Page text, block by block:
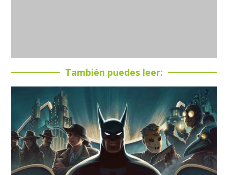
También puedes leer: